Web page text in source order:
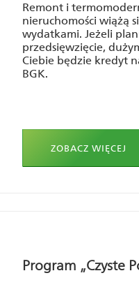
Remont i
nieruchomości wiążą
wydatkami. Jeżeli
przedsięwzięcie,
Ciebie będzie kredyt
BGK.
ZOBACZ WIĘCEJ
Program „Czyste